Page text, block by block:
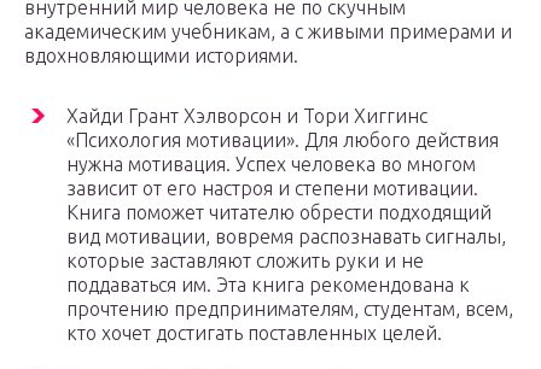
внутренний мир человека не по скучным
академическим учебникам, а с живыми примерами и
вдохновляющими историями.
Хайди Грант Хэлворсон и Тори Хиггинс
«Психология мотивации». Для любого действия
нужна мотивация. Успех человека во многом
зависит от его настроя и степени мотивации.
Книга поможет читателю обрести подходящий
вид мотивации, вовремя распознавать сигналы,
которые заставляют сложить руки и не
поддаваться им. Эта книга рекомендована к
прочтению предпринимателям, студентам, всем,
кто хочет достигать поставленных целей.